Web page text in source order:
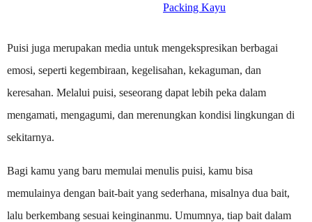
Packing Kayu
Puisi juga merupakan media untuk mengekspresikan berbagai
emosi, seperti kegembiraan, kegelisahan, kekaguman, dan
keresahan. Melalui puisi, seseorang dapat lebih peka dalam
mengamati, mengagumi, dan merenungkan kondisi lingkungan di
sekitarnya.
Bagi kamu yang baru memulai menulis puisi, kamu bisa
memulainya dengan bait-bait yang sederhana, misalnya dua bait,
lalu berkembang sesuai keinginanmu. Umumnya, tiap bait dalam